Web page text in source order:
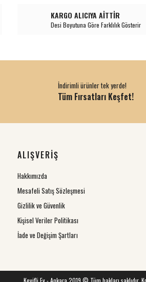
KARGO ALICIYA AİTTİR
Desi Boyutuna Göre Farklılık Gösterir
İndirimli ürünler tek yerde!
Tüm Fırsatları Keşfet!
ALIŞVERİŞ
Hakkımızda
Mesafeli Satış Sözleşmesi
Gizlilik ve Güvenlik
Kişisel Veriler Politikası
İade ve Değişim Şartları
Keyifli Ev - Ankara 2019 © Tüm hakları saklıdır.